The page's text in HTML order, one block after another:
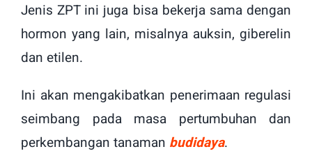
Jenis ZPT ini juga bisa bekerja sama dengan
hormon yang lain, misalnya auksin, giberelin
dan etilen.
Ini akan mengakibatkan penerimaan regulasi
seimbang pada masa pertumbuhan dan
perkembangan tanaman budidaya.